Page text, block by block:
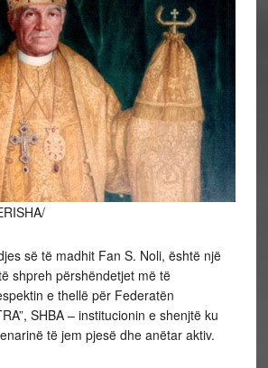
së të madhit Fan S. Noli, është një
shpreh përshëndetjet më të
e thellë për Federatën
SHBA – institucionin e shenjtë ku
të jem pjesë dhe anëtar aktiv.